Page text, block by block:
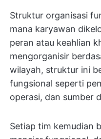
Struktur organisasi
mana karyawan
peran atau keahlian
mengorganisir
wilayah, struktur ini
fungsional seperti
operasi, dan sumber
Setiap tim kemudian